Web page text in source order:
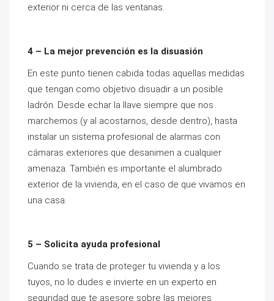
exterior ni cerca de las ventanas.
4 – La mejor prevención es la disuasión
En este punto tienen cabida todas aquellas medidas
que tengan como objetivo disuadir a un posible
ladrón. Desde echar la llave siempre que nos
marchemos (y al acostarnos, desde dentro), hasta
instalar un sistema profesional de alarmas con
cámaras exteriores que desanimen a cualquier
amenaza. También es importante el alumbrado
exterior de la vivienda, en el caso de que vivamos en
una casa.
5 – Solicita ayuda profesional
Cuando se trata de proteger tu vivienda y a los
tuyos, no lo dudes e invierte en un experto en
seguridad que te asesore sobre las mejores